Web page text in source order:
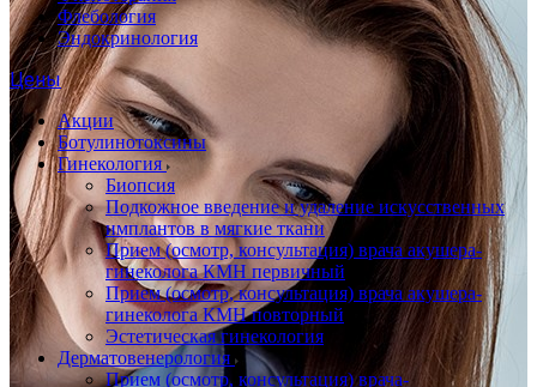
Флебология
Эндокринология
Цены
Акции
Ботулинотоксины
Гинекология
Биопсия
Подкожное введение и удаление искусственных
имплантов в мягкие ткани
Прием (осмотр, консультация) врача акушера-
гинеколога КМН первичный
Прием (осмотр, консультация) врача акушера-
гинеколога КМН повторный
Эстетическая гинекология
Дерматовенерология
Прием (осмотр, консультация) врача-